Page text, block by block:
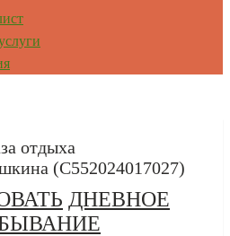
отдыха
(C552024017027)
ДНЕВНОЕ